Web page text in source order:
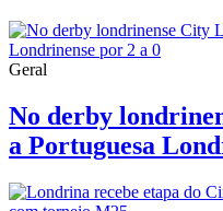
Geral
No derby
a Portuguesa